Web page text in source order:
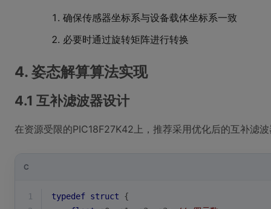
确保传感器坐标系与设备载体坐标系一致
必要时通过旋转矩阵进行转换
4. 姿态解算算法实现
4.1 互补滤波器设计
在资源受限的PIC18F27K42上，推荐采用优化后的互补滤
C
1 typedef struct {